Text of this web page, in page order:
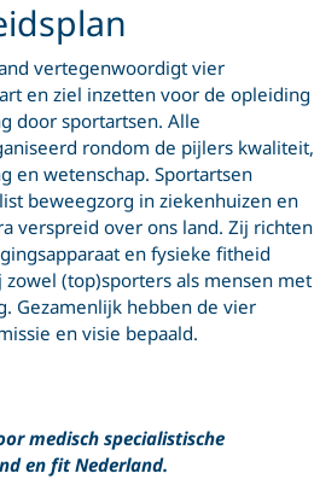
vertegenwoordigt vier
en ziel inzetten voor de opleiding
door sportartsen. Alle
rondom de pijlers kwaliteit,
en wetenschap. Sportartsen
beweegzorg in ziekenhuizen en
verspreid over ons land. Zij richten
en fysieke fitheid
zowel (top)sporters als mensen met
Gezamenlijk hebben de vier
en visie bepaald.
medisch specialistische
en fit Nederland.